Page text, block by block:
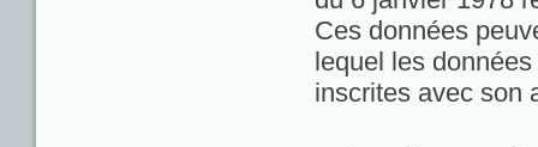
Ces données
lequel les
inscrites avec son